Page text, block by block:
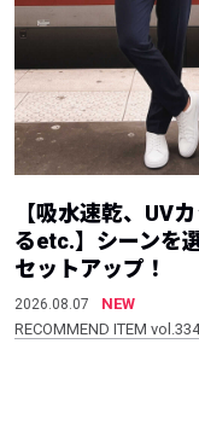
【吸水速乾、UV
るetc.】シーンを
セットアップ！
2026.08.07
NEW
RECOMMEND ITEM vol.334